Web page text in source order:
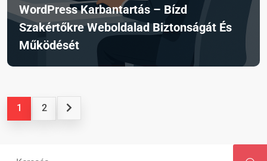
WordPress Karbantartás – Bízd
Szakértőkre Weboldalad Biztonságát És
Működését
1 2